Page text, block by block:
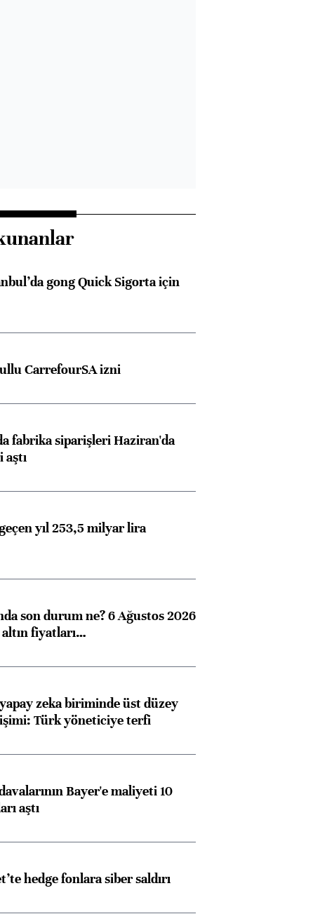
gong Quick Sigorta için
CarrefourSA izni
fabrika siparişleri Haziran'da
yıl 253,5 milyar lira
son durum ne? 6 Ağustos 2026
fiyatları…
zeka biriminde üst düzey
Türk yöneticiye terfi
Bayer'e maliyeti 10
aştı
hedge fonlara siber saldırı